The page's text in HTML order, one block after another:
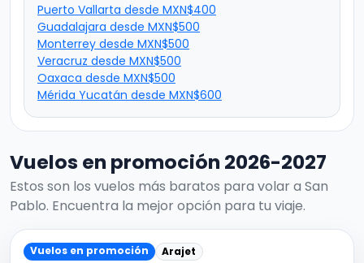
Puerto Vallarta desde MXN$400
Guadalajara desde MXN$500
Monterrey desde MXN$500
Veracruz desde MXN$500
Oaxaca desde MXN$500
Mérida Yucatán desde MXN$600
Vuelos en promoción 2026-2027
Estos son los vuelos más baratos para volar a San
Pablo. Encuentra la mejor opción para tu viaje.
Vuelos en promoción Arajet